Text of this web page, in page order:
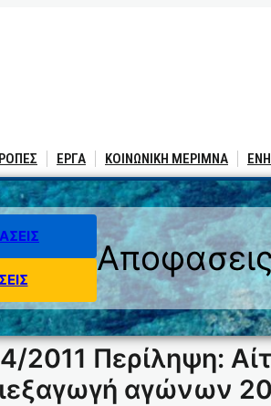
ΕΡΓΑ ΚΟΙΝΩΝΙΚΗ ΜΕΡΙΜΝΑ
2011 Περίληψη:
αγώνων